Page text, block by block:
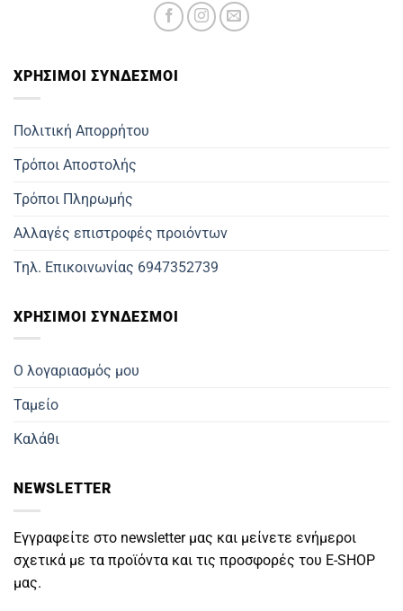
ΧΡΗΣΙΜOΙ ΣΥΝΔΕΣΜΟΙ
Πολιτική Απορρήτου
Τρόποι Αποστολής
Τρόποι Πληρωμής
Αλλαγές επιστροφές προιόντων
Τηλ. Επικοινωνίας 6947352739
ΧΡΗΣΙΜΟΙ ΣΥΝΔΕΣΜΟΙ
Ο λογαριασμός μου
Ταμείο
Καλάθι
NEWSLETTER
Εγγραφείτε στο newsletter μας και μείνετε ενήμεροι
σχετικά με τα προϊόντα και τις προσφορές του E-SHOP
μας.